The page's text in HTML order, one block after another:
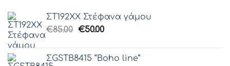
ΣΤ192ΧΧ Στέφανα γάμου
€85.00 Original
€85.00.
€50.00Η
είναι:
ΣGSTB8415 “Boho line”